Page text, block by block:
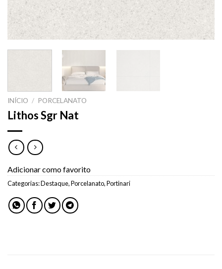
INÍCIO / PORCELANATO
Lithos Sgr Nat
Adicionar como favorito
Categorias:Destaque,Porcelanato,Portinari